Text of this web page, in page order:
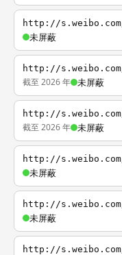
http://
未屏蔽
http://
截至 2026 年 未屏蔽
http://s.weibo.com/
截至 2026 年 未屏蔽
http://
未屏蔽
http://
未屏蔽
http://